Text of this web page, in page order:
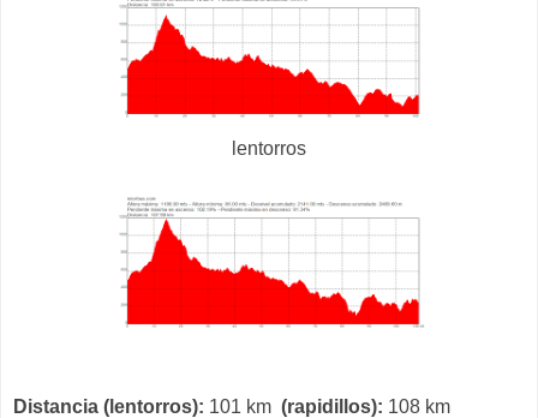
lentorros
Distancia (lentorros): 101 km (rapidillos): 108 km